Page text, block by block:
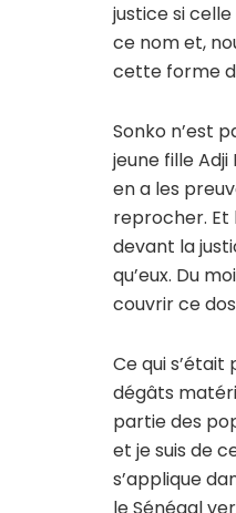
justice si
ce nom et,
cette forme
Sonko n’est
jeune fille
en a les
reprocher. Et
devant la
qu’eux. Du
couvrir ce
Ce qui s’était
dégâts
partie des
et je suis de
s’applique